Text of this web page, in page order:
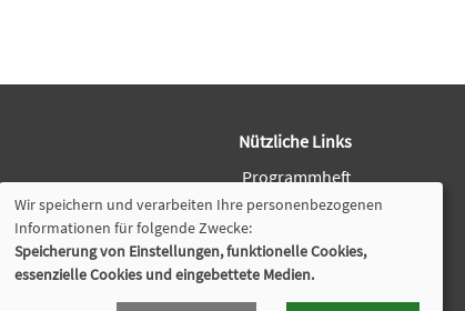
Nützliche Links
Programmheft
Downloads
Öffnungszeiten
Cookie Einstellungen
Wir speichern und verarbeiten Ihre personenbezogenen
Informationen für folgende Zwecke:
Speicherung von Einstellungen, funktionelle Cookies,
essenzielle Cookies und eingebettete Medien.